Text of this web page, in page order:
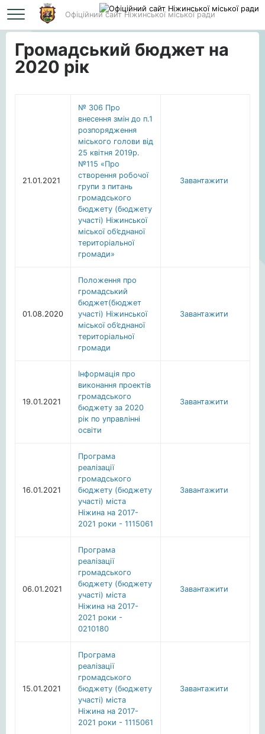
Офіційний сайт Ніжинської міської ради
Головна Громадський бюджет на 2020 рік
Громадський бюджет на
2020 рік
21.01.2021
№ 306 Про
внесення змін до п.1
розпорядження
міського голови від
25 квітня 2019р.
№115 «Про
створення робочої
групи з питань
громадського
бюджету (бюджету
участі) Ніжинської
міської об’єднаної
територіальної
громади»
Завантажити
01.08.2020
Положення про
громадський
бюджет(бюджет
участі) Ніжинської
міської об’єднаної
територіальної
громади
Завантажити
19.01.2021
Інформація про
виконання проектів
громадського
бюджету за 2020
рік по управлінні
освіти
Завантажити
16.01.2021
Програма
реалізації
громадського
бюджету (бюджету
участі) міста
Ніжина на 2017-
2021 роки - 1115061
Завантажити
06.01.2021
Програма
реалізації
громадського
бюджету (бюджету
участі) міста
Ніжина на 2017-
2021 роки -
0210180
Завантажити
15.01.2021
Програма
реалізації
громадського
бюджету (бюджету
участі) міста
Ніжина на 2017-
2021 роки - 1115061
Завантажити